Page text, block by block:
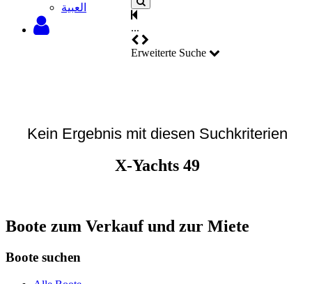
‫العبية
...
Erweiterte Suche
Kein Ergebnis mit diesen Suchkriterien
X-Yachts 49
Boote zum Verkauf und zur Miete
Boote suchen